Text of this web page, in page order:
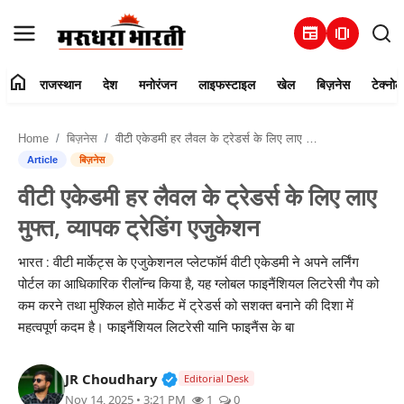
newspaper amp_stories
संपर्क करें
राजस्थान
मनोरंजन
लाइफस्टाइल
खेल
home राजस्थान देश मनोरंजन लाइफस्टाइल खेल बिज़नेस
Home बिज़नेस वीटी एकेडमी हर लैवल के ट्रेडर्स के लिए लाए मुफ्त, व्यापक ट्रेडिंग एजुकेशन
Article बिज़नेस
वीटी एकेडमी हर लैवल के ट्रेडर्स के लिए लाए
मुफ्त, व्यापक ट्रेडिंग एजुकेशन
भारत : वीटी मार्केट्स के एजुकेशनल प्लेटफॉर्म वीटी एकेडमी ने अपने लर्निंग
पोर्टल का आधिकारिक रीलॉन्च किया है, यह ग्लोबल फाइनैंशियल लिटरेसी गैप को
कम करने तथा मुश्किल होते मार्केट में ट्रेडर्स को सशक्त बनाने की दिशा में
महत्वपूर्ण कदम है। फाइनैंशियल लिटरेसी यानि फाइनैंस के बा
JR Choudhary Verified Public Figure • 30 Mar,
Editorial Desk
Nov 14, 2025 • 3:21 PM 1 0